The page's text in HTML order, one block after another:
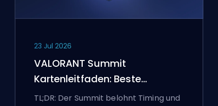
23 Jul 2026
VALORANT Summit
Kartenleitfaden: Beste
Agenten, Callouts und
TL;DR: Der Summit belohnt Timing und